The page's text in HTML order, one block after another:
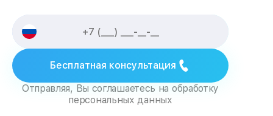
Бесплатная консультация
Отправляя, Вы соглашаетесь на обработку
персональных данных